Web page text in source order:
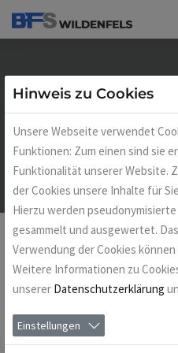
Bergstadt
Home
Bergstadt
Am Stand der BFS Wildenfels
unseren Ausbildungsrichtungen
Hinweis zu Cookies
Unsere Webseite verwendet
Funktionen: Zum einen sind sie
Funktionalität unserer Website.
der Cookies unsere Inhalte für
Hierzu werden
gesammelt und ausgewertet.
Verwendung der Cookies
Weitere Informationen zu
unserer Datenschutzerklärung
Einstellungen